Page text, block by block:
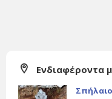
Ενδιαφέροντα